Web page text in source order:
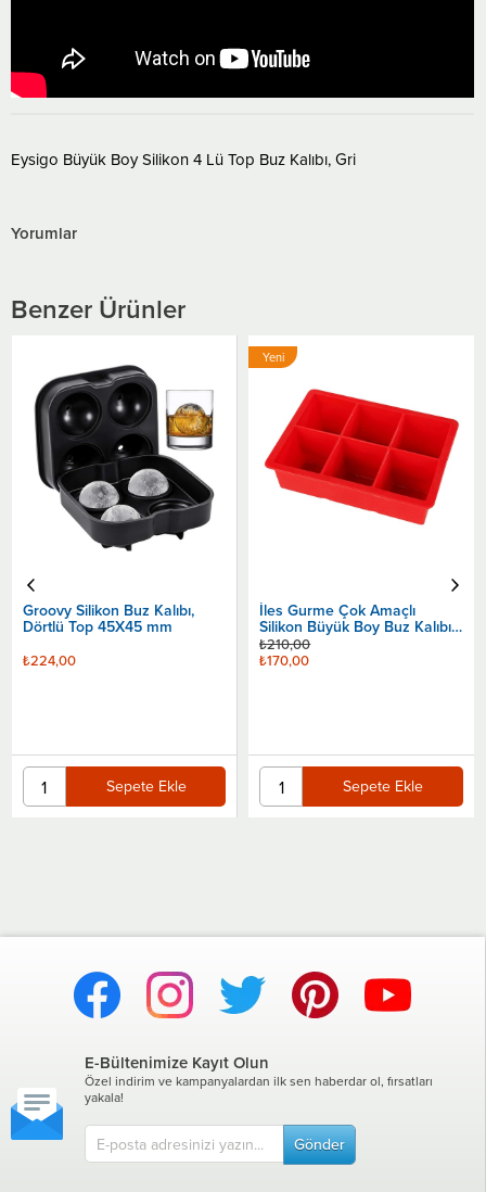
Eysigo Büyük Boy Silikon 4 Lü Top Buz Kalıbı, Gri
Yorumlar
Benzer Ürünler
Groovy Silikon Buz Kalıbı,
Dörtlü Top 45X45 mm
₺224,00
Sepete Ekle
İles Gurme Çok Amaçlı
Silikon Büyük Boy Buz Kalıbı,
6'Lı Küp
₺170,00
₺210,00
Sepete Ekle
Yeni
E-Bültenimize Kayıt Olun
Özel indirim ve kampanyalardan ilk sen haberdar ol, fırsatları
yakala!
Gönder